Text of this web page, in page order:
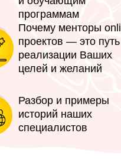
Разбор и примеры
историй наших
специалистов
Почему менторы
проектов — это путь
реализации Ваших
целей и желаний
программам